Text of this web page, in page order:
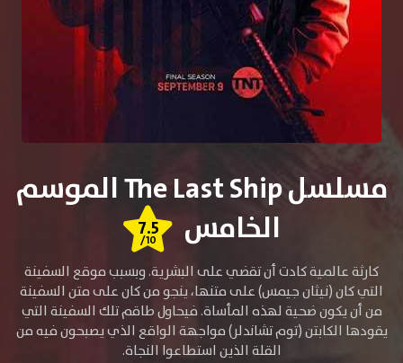
مسلسل The Last Ship الموسم
الخامس
7.5
/10
كارثة عالمية كادت أن تقضي على البشرية. وبسبب موقع السفينة
التي كان (نيثان جيمس) على متنها، ينجو من كان على متن السفينة
من أن يكون ضحية لهذه المأساة. فيحاول طاقم تلك السفينة التي
يقودها الكابتن (توم تشاندلر) مواجهة الواقع الذي يصبحون فيه من
القلة الذين استطاعوا النجاة.